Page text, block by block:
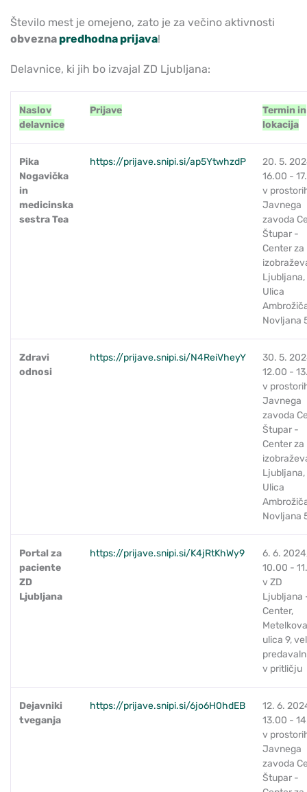
Število mest je omejeno, zato je za večino aktivnosti
obvezna predhodna prijava!
Delavnice, ki jih bo izvajal ZD Ljubljana:
Naslov
delavnice
Prijave
Termin in
lokacija
Pika
Nogavička
in
medicinska
sestra Tea
https://prijave.snipi.si/ap5YtwhzdP
20. 5.
16.00 -
v
Javnega
zavoda
Štupar -
Center za
Ljubljana,
Ulica
Novljana
Zdravi
odnosi
https://prijave.snipi.si/N4ReiVheyY
30. 5.
12.00 -
v
Javnega
zavoda
Štupar -
Center za
Ljubljana,
Ulica
Novljana
Portal za
paciente
ZD
Ljubljana
https://prijave.snipi.si/K4jRtKhWy9
6. 6.
10.00 -
v ZD
Ljubljana
Center,
Metelkova
ulica 9,
v pritličju
Dejavniki
tveganja
https://prijave.snipi.si/6jo6H0hdEB
12. 6.
13.00 -
v
Javnega
zavoda
Štupar -